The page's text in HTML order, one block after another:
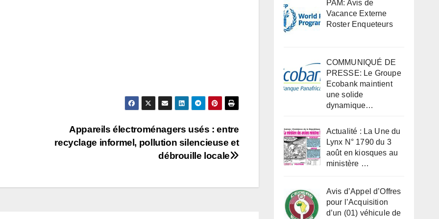
Appareils électroménagers usés : entre
recyclage informel, pollution silencieuse et
débrouille locale
PAM: Avis de
Vacance Externe
Roster Enqueteurs
COMMUNIQUÉ DE
PRESSE: Le Groupe
Ecobank maintient
une solide
dynamique…
Actualité : La Une du
Lynx N° 1790 du 3
août en kiosques au
ministère …
Avis d’Appel d’Offres
pour l’Acquisition
d’un (01) véhicule de